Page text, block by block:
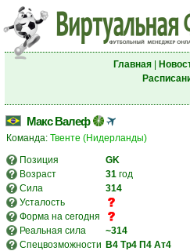
Главная|
Макс Валеф
Команда: Твенте (Нидерланды)
Позиция
GK
Возраст
31 год
Сила
314
Усталость
Форма на сегодня
Реальная сила
~314
Спецвозможности В4 Тр4 П4 Ат4